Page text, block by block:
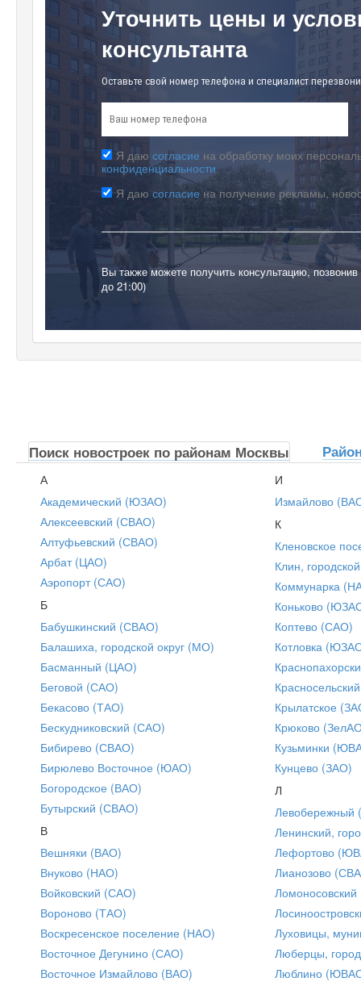
Уточнить цены и
консультанта
Оставьте свой номер телефона и специалист
Я даю согласие на обработку моих
конфиденциальности
Я даю согласие на получение рекламы,
Вы также можете получить консультацию,
до 21:00)
Поиск новостроек по районам Москвы
А
Академический (ЮЗАО)
Алексеевский (СВАО)
Алтуфьевский (СВАО)
Арбат (ЦАО)
Аэропорт (САО)
Б
Бабушкинский (СВАО)
Балашиха, городской округ (МО)
Басманный (ЦАО)
Беговой (САО)
Бекасово (ТАО)
Бескудниковский (САО)
Бибирево (СВАО)
Бирюлево Восточное (ЮАО)
Богородское (ВАО)
Бутырский (СВАО)
В
Вешняки (ВАО)
Внуково (НАО)
Войковский (САО)
Вороново (ТАО)
Воскресенское поселение (НАО)
Восточное Дегунино (САО)
Восточное Измайлово (ВАО)
И
Измайлово
К
Кленовское
Клин,
Коммунарка
Коньково
Коптево (САО)
Котловка
Крылатское
Крюково
Кузьминки
Кунцево (ЗАО)
Л
Ленинский,
Лефортово
Лианозово
Луховицы,
Люберцы,
Люблино